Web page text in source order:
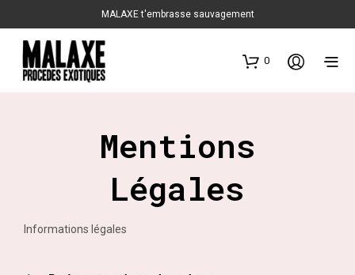
MALAXE t'embrasse sauvagement
0
Mentions
Légales
Informations légales